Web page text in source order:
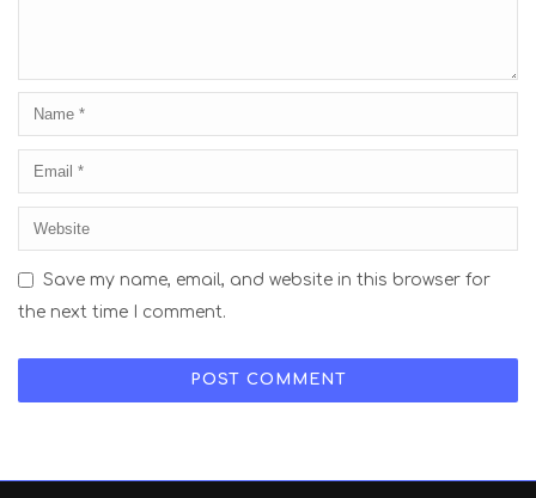
Save my name, email, and website in this browser for
the next time I comment.